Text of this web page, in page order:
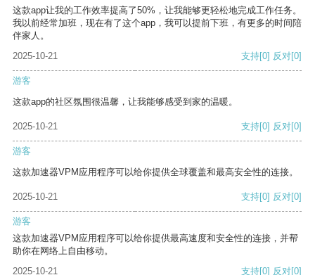
这款app让我的工作效率提高了50%，让我能够更轻松地完成工作任务。
我以前经常加班，现在有了这个app，我可以提前下班，有更多的时间陪
伴家人。
2025-10-21
支持[0] 反对[0]
游客
这款app的社区氛围很温馨，让我能够感受到家的温暖。
2025-10-21 支持[0] 反对[0]
游客
这款加速器VPM应用程序可以给你提供全球覆盖和最高安全性的连接。
2025-10-21 支持[0] 反对[0]
游客
这款加速器VPM应用程序可以给你提供最高速度和安全性的连接，并帮
助你在网络上自由移动。
2025-10-21
支持[0] 反对[0]